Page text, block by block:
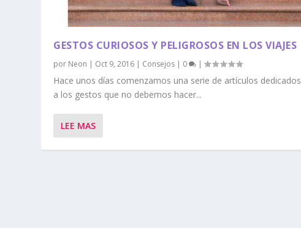
GESTOS CURIOSOS Y PELIGROSOS EN LOS VIAJES
por Neon | Oct 9, 2016 | Consejos | 0 |
Hace unos días comenzamos una serie de artículos dedicados
a los gestos que no debemos hacer...
LEE MAS